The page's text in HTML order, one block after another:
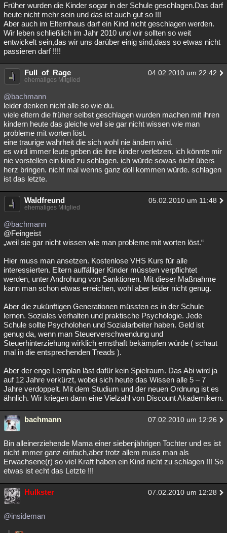
Früher wurden die Kinder sogar in der Schule geschlagen.Das darf
heute nicht mehr sein und das ist auch gut so !!!
Aber auch im Elternhaus darf ein Kind nicht geschlagen werden.
Wir leben schließlich im Jahr 2010 und wir sollten so weit
entwickelt sein,das wir uns darüber einig sind,dass so etwas nicht
passieren darf !!!!
Full_of_Rage 04.02.2010 um 22:42
ehemaliges Mitglied
@bachmann
leider denken nicht alle so wie du.
viele eltern die früher selbst geschlagen wurden machen mit ihren
kindern heute das gleiche weil sie gar nicht wissen wie man
probleme mit worten löst.
eine traurige wahrheit die sich wohl nie ändern wird.
es wird immer leute geben die ihre kinder verletzen. ich könnte mir
nie vorstellen ein kind zu schlagen. ich würde sowas nicht übers
herz bringen. nicht mal wenns ganz doll kommen würde. schlagen
ist das letzte.
Waldfreund 05.02.2010 um 11:48
ehemaliges Mitglied
@bachmann
@Feingeist
„weil sie gar nicht wissen wie man probleme mit worten löst.“
Hier muss man ansetzen. Kostenlose VHS Kurs für alle
interessierten. Eltern auffälliger Kinder müssten verpflichtet
werden, unter Androhung von Sanktionen. Mit dieser Maßnahme
kann man schon etwas erreichen, wohl aber leider nicht genug.
Aber die zukünftigen Generationen müssten es in der Schule
lernen. Soziales verhalten und praktische Psychologie. Jede
Schule sollte Psycholohen und Sozialarbeiter haben. Geld ist
genug da, wenn man Steuerverschwendung und
Steuerhinterziehung wirklich ernsthaft bekämpfen würde ( schaut
mal in die entsprechenden Treads ).
Aber der enge Lernplan läst dafür kein Spielraum. Das Abi wird ja
auf 12 Jahre verkürzt, wobei sich heute das Wissen alle 5 – 7
Jahre verdoppelt. Mit dem Studium und der neuen Ordnung ist es
ähnlich. Wir kriegen dann eine Vielzahl von Discount Akademikern.
bachmann 07.02.2010 um 12:26
Bin alleinerziehende Mama einer siebenjährigen Tochter und es ist
nicht immer ganz einfach,aber trotz allem muss man als
Erwachsene(r) so viel Kraft haben ein Kind nicht zu schlagen !!! So
etwas ist echt das Letzte !!!
Hulkster 07.02.2010 um 12:28
@insideman